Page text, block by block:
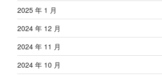
2025 年 1 月
2024 年 12 月
2024 年 11 月
2024 年 10 月